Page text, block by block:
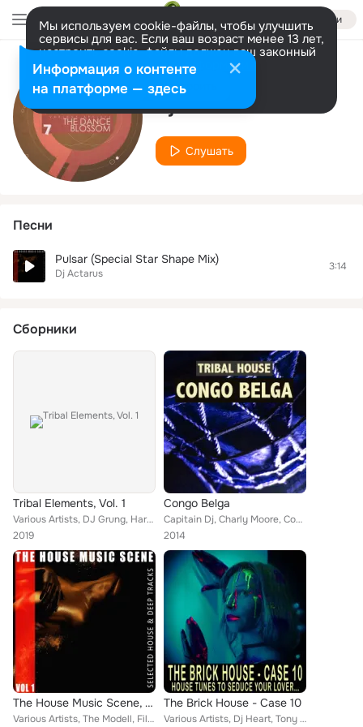
Войти
Мы используем cookie-файлы, чтобы улучшить
сервисы для вас. Если ваш возраст менее 13 лет,
настроить cookie-файлы должен ваш законный
представитель. Больше информации
Разрешить все Настроить
Исполнитель
Dj Actarus
Слушать
Песни
Pulsar (Special Star Shape Mix)
Dj Actarus
3:14
Сборники
Tribal Elements, Vol. 1
Various Artists, DJ Grung, Hard Skin, Damon Moore, Abner Mitchel, Cosmic Line, Percy Evans, DJ Shiba, Corghy, DJ Alcor, DJ Boomb...
2019
Congo Belga
Capitain Dj, Charly Moore, Cody Moore, Alphonzo King, Alton King, Dallas moore, Atwan King, Black Case, Dj Actarus, Dj Crooz, DJ...
2014
The House Music Scene, Vol. 1
Various Artists, The Modell, Filter Beats, Sunray, Frank Lion, Tony Matera, Stefano Devalle, House Lovers, Brain 4000, K Logic, ...
The Brick House - Case 10
Various Artists, Dj Heart, Tony Mantero, Quantic Solution, Kandrax, Dogg Doll, Dario Assenzo Presents The House Slave, Alexander...
Информация о контенте
на платформе — здесь